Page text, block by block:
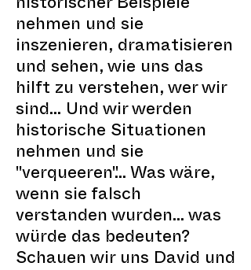
historischer Beispiele
nehmen und sie
inszenieren, dramatisieren
und sehen, wie uns das
hilft zu verstehen, wer wir
sind... Und wir werden
historische Situationen
nehmen und sie
"verqueeren"... Was wäre,
wenn sie falsch
verstanden wurden... was
würde das bedeuten?
Schauen wir uns David und